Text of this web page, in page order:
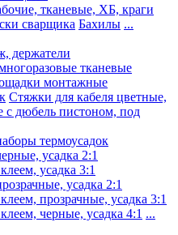
тканевые, ХБ, краги
сварщика Бахилы ...
держатели
тканевые
монтажные
Стяжки для кабеля цветные,
с дюбель пистоном, под
термоусадок
усадка 2:1
усадка 3:1
усадка 2:1
прозрачные, усадка 3:1
черные, усадка 4:1 ...